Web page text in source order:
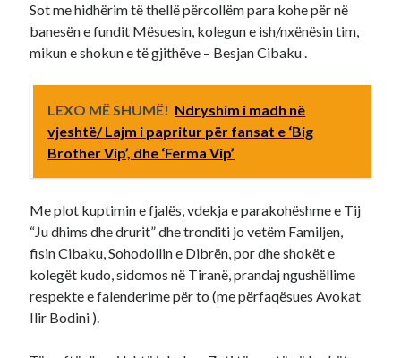
Sot me hidhërim të thellë përcollëm para kohe për në
banesën e fundit Mësuesin, kolegun e ish/nxënësin tim,
mikun e shokun e të gjithëve – Besjan Cibaku .
LEXO MË SHUMË! Ndryshim i madh në
vjeshtë/ Lajm i papritur për fansat e ‘Big
Brother Vip’, dhe ‘Ferma Vip’
Me plot kuptimin e fjalës, vdekja e parakohëshme e Tij
“Ju dhims dhe drurit” dhe tronditi jo vetëm Familjen,
fisin Cibaku, Sohodollin e Dibrën, por dhe shokët e
kolegët kudo, sidomos në Tiranë, prandaj ngushëllime
respekte e falenderime për to (me përfaqësues Avokat
Ilir Bodini ).